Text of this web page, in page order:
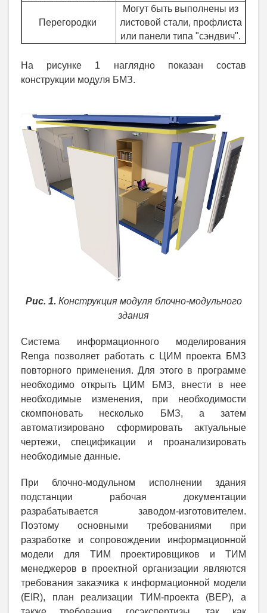
Перегородки
Могут быть выполнены из
листовой стали, профлиста
или панели типа "сэндвич".
На рисунке 1 наглядно показан состав
конструкции модуля БМЗ.
Рис. 1. Конструкция модуля блочно-модульного
здания
Система информационного моделирования
Renga позволяет работать с ЦИМ проекта БМЗ
повторного применения. Для этого в программе
необходимо открыть ЦИМ БМЗ, внести в нее
необходимые изменения, при необходимости
скомпоновать несколько БМЗ, а затем
автоматизировано сформировать актуальные
чертежи, спецификации и проанализировать
необходимые данные.
При блочно-модульном исполнении здания
подстанции рабочая документации
разрабатывается заводом-изготовителем.
Поэтому основными требованиями при
разработке и сопровождении информационной
модели для ТИМ проектировщиков и ТИМ
менеджеров в проектной организации являются
требования заказчика к информационной модели
(EIR), план реализации ТИМ-проекта (BEP), а